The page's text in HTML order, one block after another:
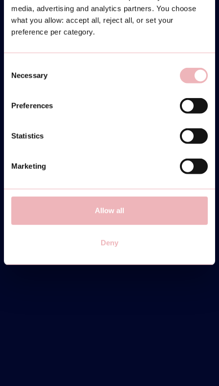
media, advertising and analytics partners. You choose
what you allow: accept all, reject all, or set your
preference per category.
Selection
Necessary
Preferences
Statistics
Marketing
Allow all
Deny
INTERMEDIATE/ADVANCED
19:30-22:00
INFO